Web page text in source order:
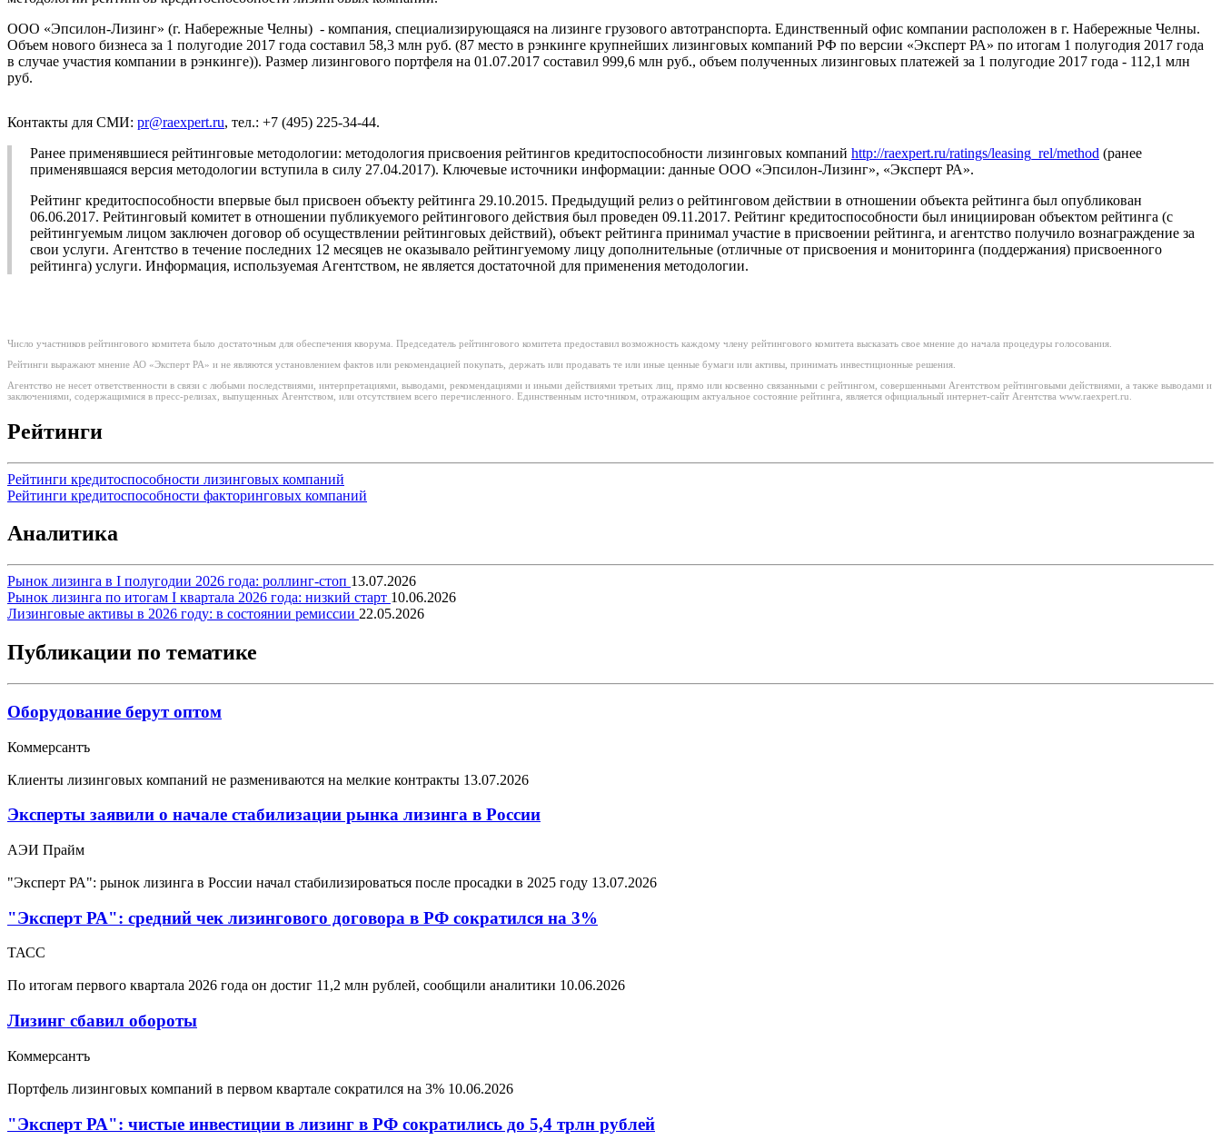
ООО «Эпсилон-Лизинг» (г. Набережные Челны) - компания, специализирующаяся на лизинге грузового автотранспорта. Единственный офис компании расположен в г. Набережные Челны.
Объем нового бизнеса за 1 полугодие 2017 года составил 58,3 млн руб. (87 место в рэнкинге крупнейших лизинговых компаний РФ по версии «Эксперт РА» по итогам 1 полугодия 2017 года
в случае участия компании в рэнкинге)). Размер лизингового портфеля на 01.07.2017 составил 999,6 млн руб., объем полученных лизинговых платежей за 1 полугодие 2017 года - 112,1 млн
руб.
Контакты для СМИ: pr@raexpert.ru, тел.: +7 (495) 225-34-44.
Ранее применявшиеся рейтинговые методологии: методология присвоения рейтингов кредитоспособности лизинговых компаний http://raexpert.ru/ratings/leasing_rel/method (ранее
применявшаяся версия методологии вступила в силу 27.04.2017). Ключевые источники информации: данные ООО «Эпсилон-Лизинг», «Эксперт РА».
Рейтинг кредитоспособности впервые был присвоен объекту рейтинга 29.10.2015. Предыдущий релиз о рейтинговом действии в отношении объекта рейтинга был опубликован
06.06.2017. Рейтинговый комитет в отношении публикуемого рейтингового действия был проведен 09.11.2017. Рейтинг кредитоспособности был инициирован объектом рейтинга (с
рейтингуемым лицом заключен договор об осуществлении рейтинговых действий), объект рейтинга принимал участие в присвоении рейтинга, и агентство получило вознаграждение за
свои услуги. Агентство в течение последних 12 месяцев не оказывало рейтингуемому лицу дополнительные (отличные от присвоения и мониторинга (поддержания) присвоенного
рейтинга) услуги. Информация, используемая Агентством, не является достаточной для применения методологии.
Число участников рейтингового комитета было достаточным для обеспечения кворума. Председатель рейтингового комитета предоставил возможность каждому члену рейтингового комитета высказать свое мнение до начала процедуры голосования.
Рейтинги выражают мнение АО «Эксперт РА» и не являются установлением фактов или рекомендацией покупать, держать или продавать те или иные ценные бумаги или активы, принимать инвестиционные решения.
Агентство не несет ответственности в связи с любыми последствиями, интерпретациями, выводами, рекомендациями и иными действиями третьих лиц, прямо или косвенно связанными с рейтингом, совершенными Агентством рейтинговыми действиями, а также выводами и
заключениями, содержащимися в пресс-релизах, выпущенных Агентством, или отсутствием всего перечисленного. Единственным источником, отражающим актуальное состояние рейтинга, является официальный интернет-сайт Агентства www.raexpert.ru.
Рейтинги
Рейтинги кредитоспособности лизинговых компаний
Рейтинги кредитоспособности факторинговых компаний
Аналитика
Рынок лизинга в I полугодии 2026 года: роллинг-стоп 13.07.2026
Рынок лизинга по итогам I квартала 2026 года: низкий старт 10.06.2026
Лизинговые активы в 2026 году: в состоянии ремиссии 22.05.2026
Публикации по тематике
Оборудование берут оптом
Коммерсантъ
Клиенты лизинговых компаний не размениваются на мелкие контракты 13.07.2026
Эксперты заявили о начале стабилизации рынка лизинга в России
АЭИ Прайм
"Эксперт РА": рынок лизинга в России начал стабилизироваться после просадки в 2025 году 13.07.2026
"Эксперт РА": средний чек лизингового договора в РФ сократился на 3%
ТАСС
По итогам первого квартала 2026 года он достиг 11,2 млн рублей, сообщили аналитики 10.06.2026
Лизинг сбавил обороты
Коммерсантъ
Портфель лизинговых компаний в первом квартале сократился на 3% 10.06.2026
"Эксперт РА": чистые инвестиции в лизинг в РФ сократились до 5,4 трлн рублей